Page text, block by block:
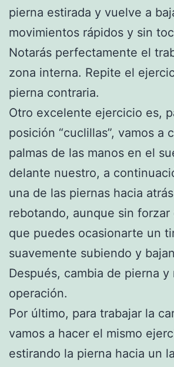
pierna estirada y vuelve a
movimientos rápidos y sin
Notarás perfectamente el
zona interna. Repite el
pierna contraria.
Otro excelente ejercicio es,
posición “cuclillas”, vamos a
palmas de las manos en el
delante nuestro, a
una de las piernas hacia
rebotando, aunque sin forzar
que puedes ocasionarte un
suavemente subiendo y
Después, cambia de pierna y
operación.
Por último, para trabajar la
vamos a hacer el mismo
estirando la pierna hacia un